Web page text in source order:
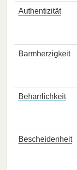
Authentizität
Barmherzigkeit
Beharrlichkeit
Bescheidenheit